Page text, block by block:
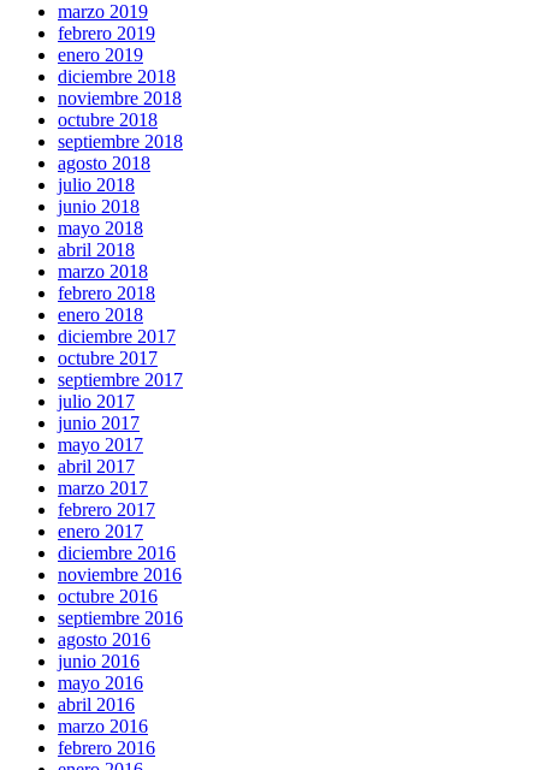
marzo 2019
febrero 2019
enero 2019
diciembre 2018
noviembre 2018
octubre 2018
septiembre 2018
agosto 2018
julio 2018
junio 2018
mayo 2018
abril 2018
marzo 2018
febrero 2018
enero 2018
diciembre 2017
octubre 2017
septiembre 2017
julio 2017
junio 2017
mayo 2017
abril 2017
marzo 2017
febrero 2017
enero 2017
diciembre 2016
noviembre 2016
octubre 2016
septiembre 2016
agosto 2016
junio 2016
mayo 2016
abril 2016
marzo 2016
febrero 2016